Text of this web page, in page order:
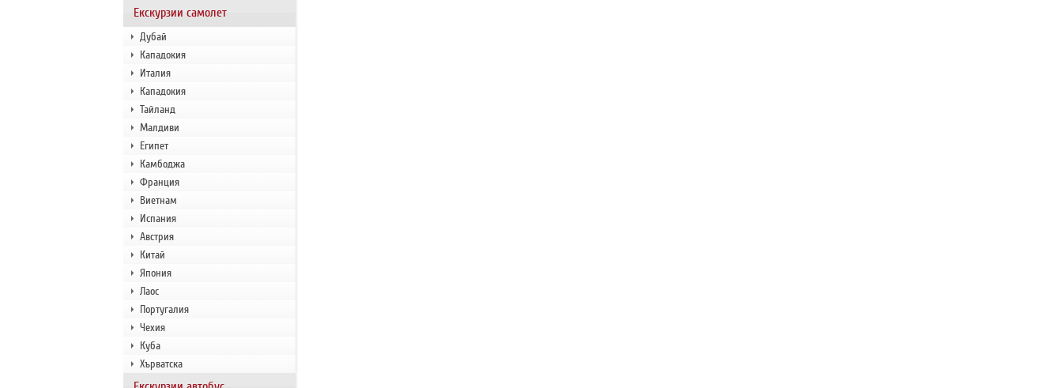
Екскурзии самолет
Дубай
Кападокия
Италия
Кападокия
Тайланд
Малдиви
Египет
Камбоджа
Франция
Виетнам
Испания
Австрия
Китай
Япония
Лаос
Португалия
Чехия
Куба
Хърватска